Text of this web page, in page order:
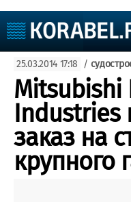
Судоходство
Судоремонт
События
Пресс-релизы
Порты
ВМФ
Яхты и катера
Еще
25.03.2014 17:18 /
Mitsubishi
Industries
заказ на
крупного